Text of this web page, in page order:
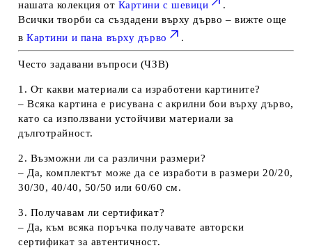
нашата колекция от Картини с шевици
.
Всички творби са създадени върху дърво – вижте още
вКартини и пана върху дърво .
Често задавани въпроси (ЧЗВ)
1. От какви материали са изработени картините?
– Всяка картина е рисувана с акрилни бои върху дърво,
като са използвани устойчиви материали за
дълготрайност.
2. Възможни ли са различни размери?
– Да, комплектът може да се изработи в размери 20/20,
30/30, 40/40, 50/50 или 60/60 см.
3. Получавам ли сертификат?
– Да, към всяка поръчка получавате авторски
сертификат за автентичност.